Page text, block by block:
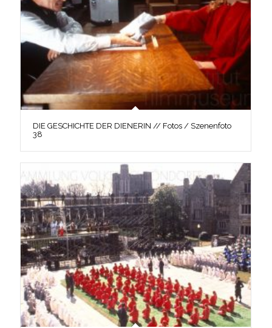
DIE GESCHICHTE DER DIENERIN // Fotos / Szenenfoto
38